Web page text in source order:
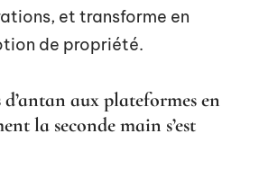
et transforme en
de propriété.
aux plateformes en
la seconde main s’est